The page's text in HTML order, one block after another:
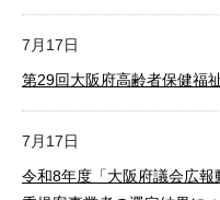
7月17日
第29回大阪府高齢者保健福
7月17日
令和8年度「大阪府議会広